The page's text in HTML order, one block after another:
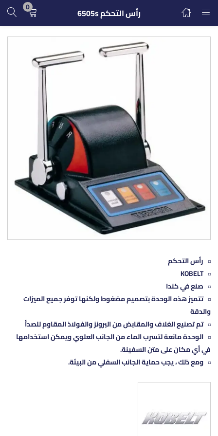
رأس التحكم 6505s 0
تسجيل الدخول التسجيل
ادخل اسم المستخدم وكلمة المرور للدخول.
تسجيل الدخول
كلمة مرور مفقودة؟
رأس التحكم
KOBELT
صنع في كندا
تتميز هذه الوحدة بتصميم مضغوط ولكنها توفر جميع الميزات
والدقة
تم تصنيع الغلاف والمقابض من البرونز والفولاذ المقاوم للصدأ
الوحدة مانعة لتسرب الماء من الجانب العلوي ويمكن استخدامها
في أي مكان على متن السفينة.
ومع ذلك ، يجب حماية الجانب السفلي من البيئة.